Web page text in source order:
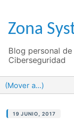
Zona
Blog personal
Ciberseguridad
19 JUNIO, 2017